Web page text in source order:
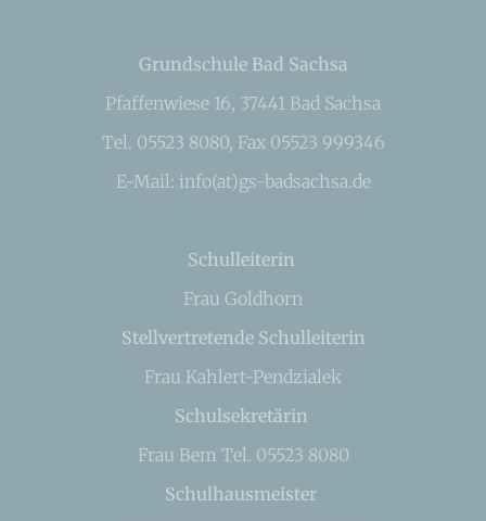
Grundschule Bad Sachsa
Pfaffenwiese 16, 37441 Bad Sachsa
Tel. 05523 8080, Fax 05523 999346
E-Mail: info(at)gs-badsachsa.de
Schulleiterin
Frau Goldhorn
Stellvertretende Schulleiterin
Frau Kahlert-Pendzialek
Schulsekretärin
Frau Bem Tel. 05523 8080
Schulhausmeister